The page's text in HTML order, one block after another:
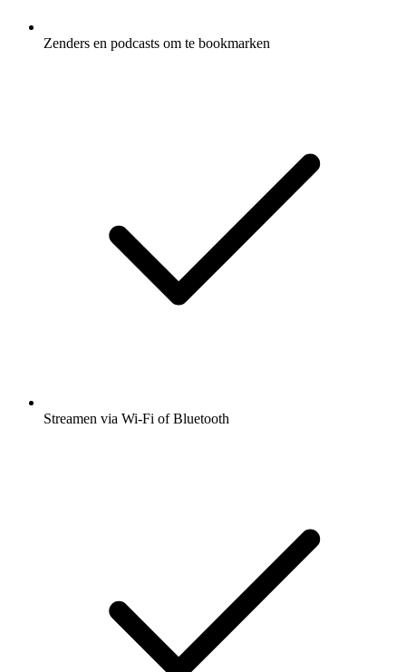
Zenders en podcasts om te bookmarken
Streamen via Wi-Fi of Bluetooth